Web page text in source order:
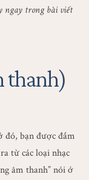
ngay trong bài viết
thanh)
đó, bạn được đắm
từ các loại nhạc
âm thanh” nói ở